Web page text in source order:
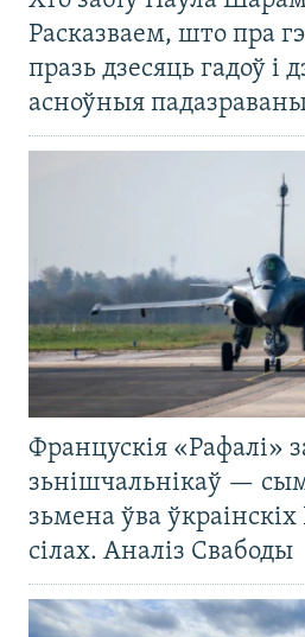
Расказваем, што пра
празь дзесяць гадоў і
асноўныя
Францускія «Рафалі»
зьнішчальнікаў —
зьмена ўва
сілах. Аналіз Свабоды